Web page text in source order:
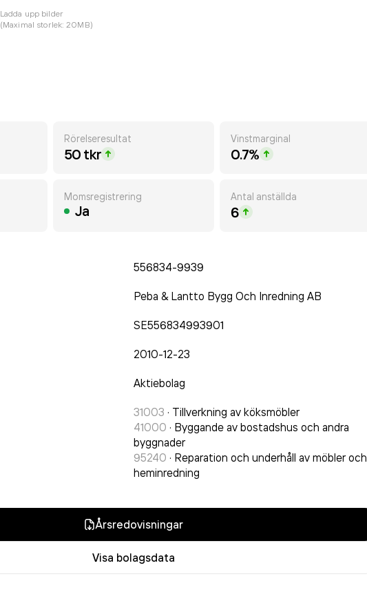
Ladda upp bilder
(Maximal storlek: 20MB)
Rörelseresultat
50 tkr
Vinstmarginal
0.7%
Momsregistrering
Ja
Antal anställda
6
556834-9939
Peba & Lantto Bygg Och Inredning AB
SE556834993901
2010-12-23
Aktiebolag
31003 · Tillverkning av köksmöbler
41000 · Byggande av bostadshus och andra
byggnader
95240 · Reparation och underhåll av möbler och
heminredning
Årsredovisningar
Visa bolagsdata